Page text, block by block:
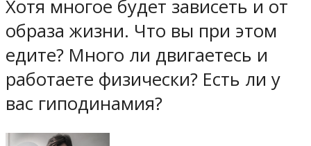
Хотя многое будет зависеть и от
образа жизни. Что вы при этом
едите? Много ли двигаетесь и
работаете физически? Есть ли у
вас гиподинамия?